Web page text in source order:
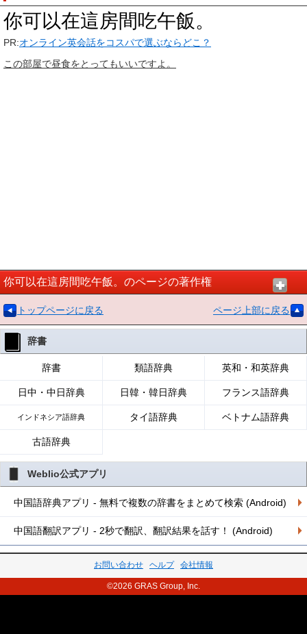
你可以在這房間吃午飯。
PR:オンライン英会話をコスパで選ぶならどこ？
この部屋で昼食をとってもいいですよ。
你可以在這房間吃午飯。のページの著作権
トップページに戻る ページ上部に戻る
辞書
辞書 類語辞典 英和・和英辞典
日中・中日辞典 日韓・韓日辞典 フランス語辞典
インドネシア語辞典 タイ語辞典 ベトナム語辞典
古語辞典
Weblio公式アプリ
中国語辞典アプリ - 無料で複数の辞書をまとめて検索 (Android)
中国語翻訳アプリ - 2秒で翻訳、翻訳結果を話す！ (Android)
お問い合わせ ヘルプ 会社情報
©2026 GRAS Group, Inc.